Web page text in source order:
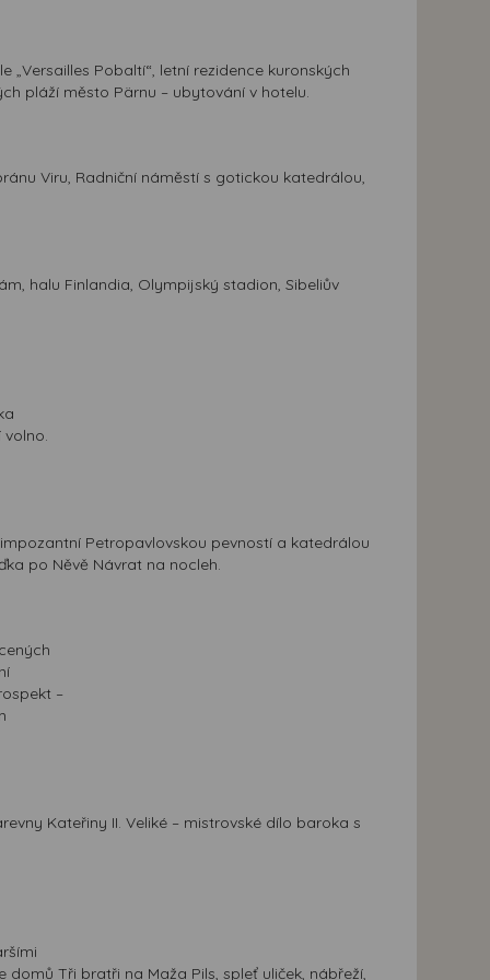
Pobaltí“, letní rezidence kuronských
pláží město Pärnu – ubytování v hotelu.
Viru, Radniční náměstí s gotickou katedrálou,
halu Finlandia, Olympijský stadion, Sibeliův
Petropavlovskou pevností a katedrálou
po Něvě Návrat na nocleh.
–
Kateřiny II. Veliké – mistrovské dílo baroka s
Tři bratři na Maža Pils, spleť uliček, nábřeží,